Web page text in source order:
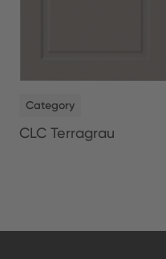
Category
CLC Terragrau